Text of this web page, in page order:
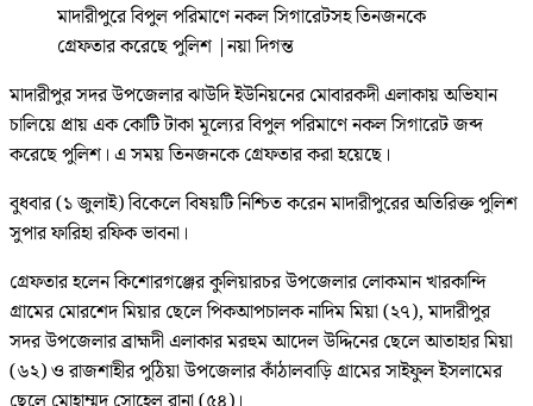
মাদারীপুরে বিপুল পরিমাণে নকল সিগারেটসহ তিনজনকে
গ্রেফতার করেছে পুলিশ |নয়া দিগন্ত
মাদারীপুর সদর উপজেলার ঝাউদি ইউনিয়নের মোবারকদী এলাকায় অভিযান
চালিয়ে প্রায় এক কোটি টাকা মূল্যের বিপুল পরিমাণে নকল সিগারেট জব্দ
করেছে পুলিশ। এ সময় তিনজনকে গ্রেফতার করা হয়েছে।
বুধবার (১ জুলাই) বিকেলে বিষয়টি নিশ্চিত করেন মাদারীপুরের অতিরিক্ত পুলিশ
সুপার ফারিহা রফিক ভাবনা।
গ্রেফতার হলেন কিশোরগঞ্জের কুলিয়ারচর উপজেলার লোকমান খারকান্দি
গ্রামের মোরশেদ মিয়ার ছেলে পিকআপচালক নাদিম মিয়া (২৭), মাদারীপুর
সদর উপজেলার ব্রাহ্মদী এলাকার মরহুম আদেল উদ্দিনের ছেলে আতাহার মিয়া
(৬২) ও রাজশাহীর পুঠিয়া উপজেলার কাঁঠালবাড়ি গ্রামের সাইফুল ইসলামের